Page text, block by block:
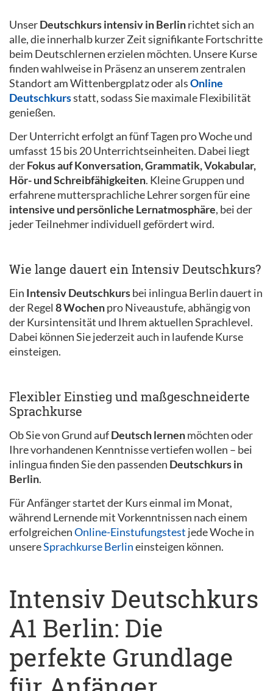
UnserDeutschkurs intensiv in Berlinrichtet sich an
alle, die innerhalb kurzer Zeit signifikante Fortschritte
beim Deutschlernen erzielen möchten. Unsere Kurse
finden wahlweise in Präsenz an unserem zentralen
Standort am Wittenbergplatz oder alsOnline
Deutschkursstatt, sodass Sie maximale Flexibilität
genießen.
Der Unterricht erfolgt an fünf Tagen pro Woche und
umfasst 15 bis 20 Unterrichtseinheiten. Dabei liegt
derFokus auf Konversation, Grammatik, Vokabular,
Hör- und Schreibfähigkeiten. Kleine Gruppen und
erfahrene muttersprachliche Lehrer sorgen für eine
intensive und persönliche Lernatmosphäre, bei der
jeder Teilnehmer individuell gefördert wird.
Wie lange dauert ein Intensiv Deutschkurs?
Ein Intensiv Deutschkursbei inlingua Berlin dauert in
der Regel 8 Wochenpro Niveaustufe, abhängig von
der Kursintensität und Ihrem aktuellen Sprachlevel.
Dabei können Sie jederzeit auch in laufende Kurse
einsteigen.
Flexibler Einstieg und maßgeschneiderte
Sprachkurse
Ob Sie von Grund aufDeutsch lernenmöchten oder
Ihre vorhandenen Kenntnisse vertiefen wollen – bei
inlingua finden Sie den passenden Deutschkurs in
Berlin.
Für Anfänger startet der Kurs einmal im Monat,
während Lernende mit Vorkenntnissen nach einem
erfolgreichenOnline-Einstufungstest jede Woche in
unsereSprachkurse Berlineinsteigen können.
Intensiv Deutschkurs
A1 Berlin: Die
perfekte Grundlage